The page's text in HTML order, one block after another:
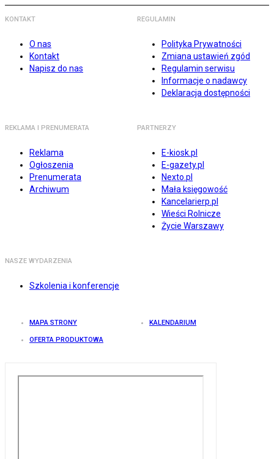
KONTAKT
O nas
Kontakt
Napisz do nas
REGULAMIN
Polityka Prywatności
Zmiana ustawień zgód
Regulamin serwisu
Informacje o nadawcy
Deklaracja dostępności
REKLAMA I PRENUMERATA
Reklama
Ogłoszenia
Prenumerata
Archiwum
PARTNERZY
E-kiosk.pl
E-gazety.pl
Nexto.pl
Mała księgowość
Kancelarierp.pl
Wieści Rolnicze
Życie Warszawy
NASZE WYDARZENIA
Szkolenia i konferencje
MAPA STRONY KALENDARIUM
OFERTA PRODUKTOWA